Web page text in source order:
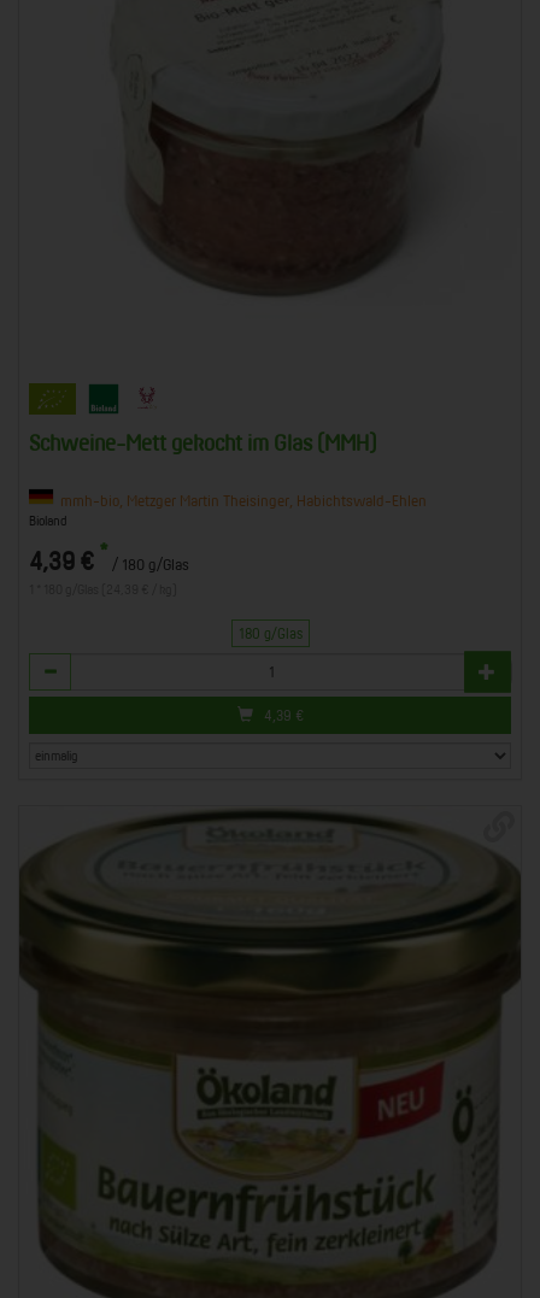
Schweine-Mett gekocht im Glas (MMH)
mmh-bio, Metzger Martin Theisinger, Habichtswald-Ehlen
Bioland
4,39 € * / 180 g/Glas
180 g/Glas
Anzahl
4,39 €